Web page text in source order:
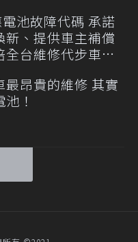
池故障代碼 承諾
新、提供車主補償
全台維修代步車數
最昂貴的維修 其實
！